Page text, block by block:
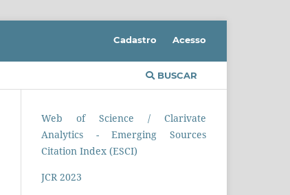
BUSCAR
Cadastro Acesso
Web of Science / Clarivate
Analytics - Emerging Sources
Citation Index (ESCI)
JCR 2023